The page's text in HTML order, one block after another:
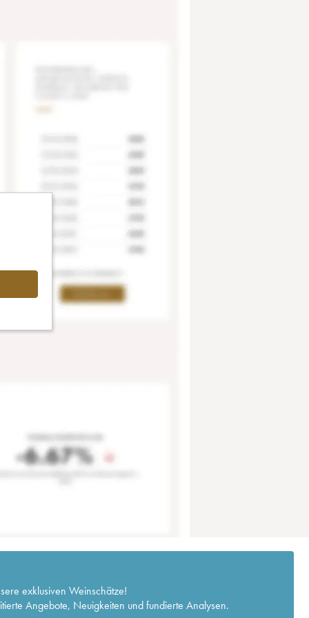
exklusiven Weinschätze!
Angebote, Neuigkeiten und fundierte Analysen.